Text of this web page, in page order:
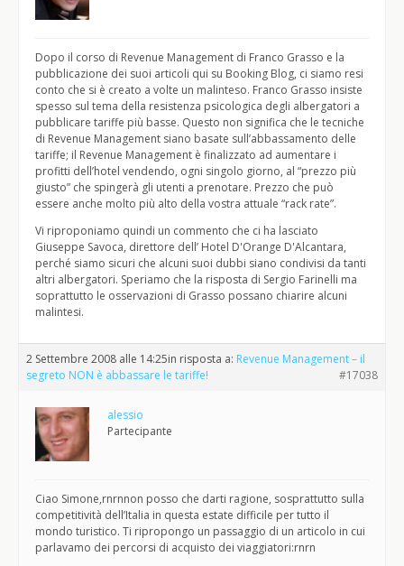
Dopo il corso di Revenue Management di Franco Grasso e la
pubblicazione dei suoi articoli qui su Booking Blog, ci siamo resi
conto che si è creato a volte un malinteso. Franco Grasso insiste
spesso sul tema della resistenza psicologica degli albergatori a
pubblicare tariffe più basse. Questo non significa che le tecniche
di Revenue Management siano basate sull’abbassamento delle
tariffe; il Revenue Management è finalizzato ad aumentare i
profitti dell’hotel vendendo, ogni singolo giorno, al “prezzo più
giusto” che spingerà gli utenti a prenotare. Prezzo che può
essere anche molto più alto della vostra attuale “rack rate”.
Vi riproponiamo quindi un commento che ci ha lasciato
Giuseppe Savoca, direttore dell’ Hotel D'Orange D'Alcantara,
perché siamo sicuri che alcuni suoi dubbi siano condivisi da tanti
altri albergatori. Speriamo che la risposta di Sergio Farinelli ma
soprattutto le osservazioni di Grasso possano chiarire alcuni
malintesi.
2 Settembre 2008 alle 14:25in risposta a: Revenue Management – il
segreto NON è abbassare le tariffe!
#17038
alessio
Partecipante
Ciao Simone,rnrnnon posso che darti ragione, sosprattutto sulla
competitività dell’Italia in questa estate difficile per tutto il
mondo turistico. Ti ripropongo un passaggio di un articolo in cui
parlavamo dei percorsi di acquisto dei viaggiatori:rnrn